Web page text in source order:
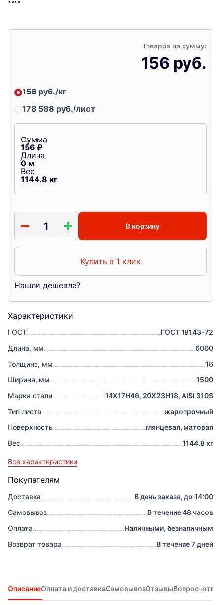
Характеристики
ГОСТ
ГОСТ 18143-72
Длина, мм
6000
Толщина, мм
16
Ширина, мм
1500
Марка стали
14Х17Н46, 20Х23Н18, AISI 310S
Тип листа
жаропрочный
Поверхность
глянцевая, матовая
Вес
1144.8 кг
Все характеристики
Покупателям
Доставка
В день заказа, до 14:00
Самовывоз
В течение 48 часов
Оплата
Наличными, безналичным
Возврат товара
В течение 7 дней
Товаров на сумму:
156 руб.
156 руб./кг
178 588 руб./лист
Сумма
156 ₽
Длина
0м
Вес
1144.8 кг
В корзину
Купить в 1 клик
Нашли дешевле?
ОписаниеОплата и доставкаСамовывозОтзывыВопрос-